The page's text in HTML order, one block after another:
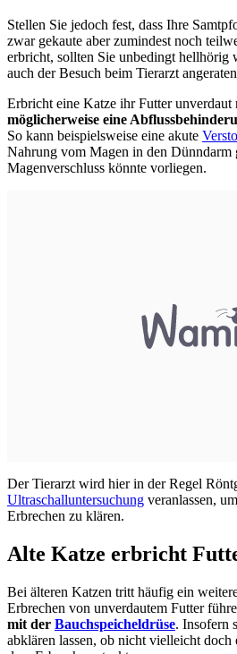
Stellen Sie jedoch fest, dass Ihre
zwar gekaute aber zumindest noch
erbricht, sollten Sie unbedingt hellhörig
auch der Besuch beim Tierarzt
Erbricht eine Katze ihr Futter unverdaut
möglicherweise eine
So kann beispielsweise eine akute
Nahrung vom Magen in den Dünndarm
Magenverschluss könnte vorliegen.
Der Tierarzt wird hier in der Regel
Ultraschalluntersuchung veranlassen,
Erbrechen zu klären.
Alte Katze erbricht
Bei älteren Katzen tritt häufig ein
Erbrechen von unverdautem Futter
mit der Bauchspeicheldrüse. Insofern
abklären lassen, ob nicht vielleicht doch